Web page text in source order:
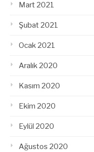
Mart 2021
Şubat 2021
Ocak 2021
Aralık 2020
Kasım 2020
Ekim 2020
Eylül 2020
Ağustos 2020